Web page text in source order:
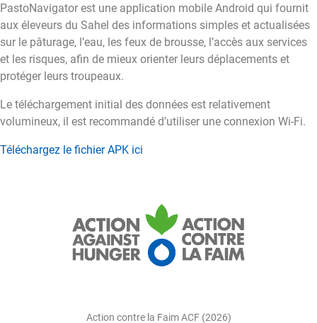
PastoNavigator est une application mobile Android qui fournit
aux éleveurs du Sahel des informations simples et actualisées
sur le pâturage, l’eau, les feux de brousse, l’accès aux services
et les risques, afin de mieux orienter leurs déplacements et
protéger leurs troupeaux.
Le téléchargement initial des données est relativement
volumineux, il est recommandé d’utiliser une connexion Wi-Fi.
Téléchargez le fichier APK ici
Action contre la Faim ACF (2026)